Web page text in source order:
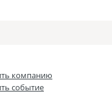
компанию
событие